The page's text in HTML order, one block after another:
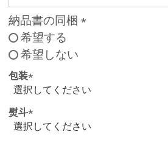
納品書の同梱
)
希望する
希望しない
包装
(
必
須
熨斗
(